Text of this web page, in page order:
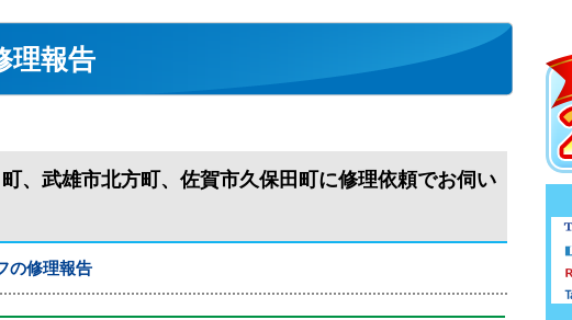
理報告
、武雄市北方町、佐賀市久保田町に修理依頼でお伺い
の修理報告